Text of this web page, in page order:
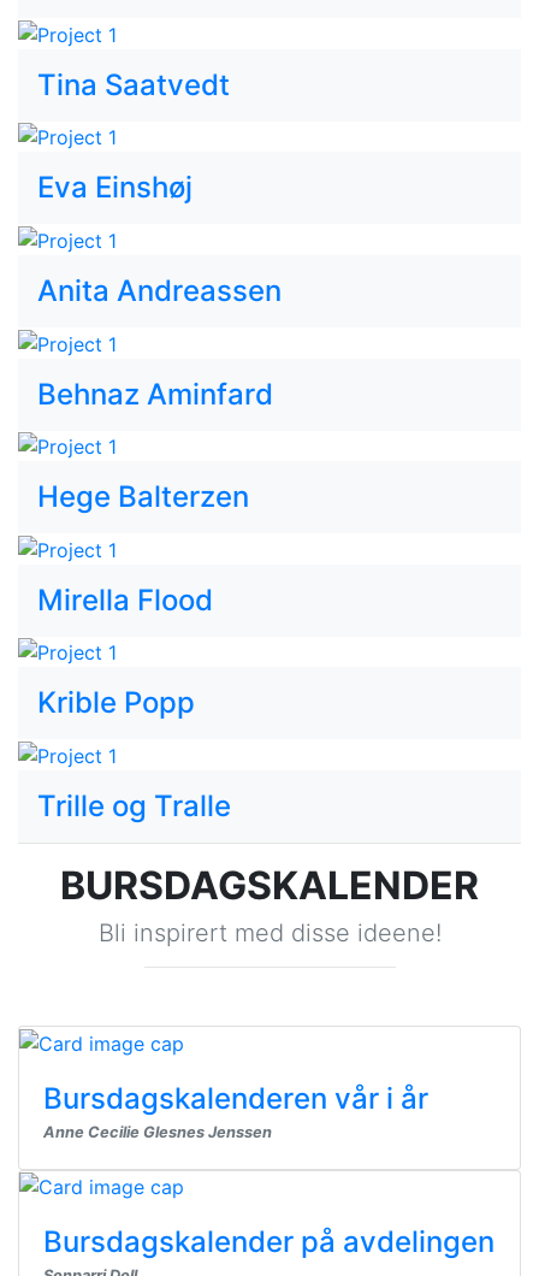
Tina Saatvedt
Eva Einshøj
Anita Andreassen
Behnaz Aminfard
Hege Balterzen
Mirella Flood
Krible Popp
Trille og Tralle
BURSDAGSKALENDER
Bli inspirert med disse ideene!
Bursdagskalenderen vår i år
Anne Cecilie Glesnes Jenssen
Bursdagskalender på avdelingen